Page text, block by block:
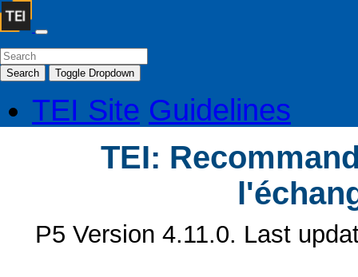
Search Toggle Dropdown
TEI Site Guidelines
TEI:
P5 Version 4.11.0. Last